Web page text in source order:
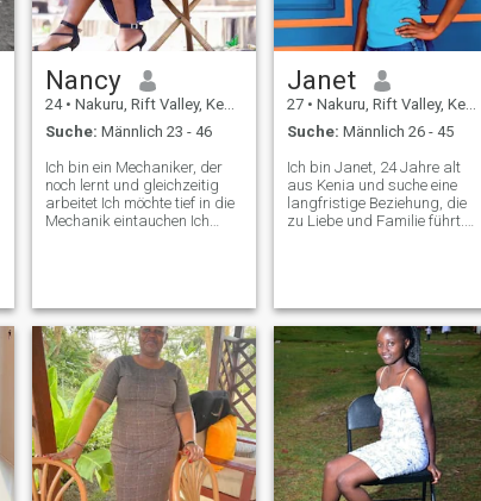
Nancy
24 • Nakuru, Rift Valley, Kenia
Suche: Männlich 23 - 46
Ich bin ein Mechaniker, der
noch lernt und gleichzeitig
arbeitet Ich möchte tief in die
Mechanik eintauchen Ich
Nachmittag Ich verkaufe
Schuhe Kleider Shorts
Hemden sagen wir Kleidung
und Schuhen und Make-up
und Parfüm
Janet
27 • Nakuru, Rift Valley, Kenia
Suche: Männlich 26 - 45
Ich bin Janet, 24 Jahre alt
aus Kenia und suche eine
langfristige Beziehung, die
zu Liebe und Familie führt.
Ich liebe Kochen, Reisen,
Wandern und Filme. ich liebe
Natur und
Sonnenuntergänge. keine
Anschlußstellen